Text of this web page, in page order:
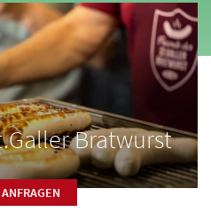
Bratwurst